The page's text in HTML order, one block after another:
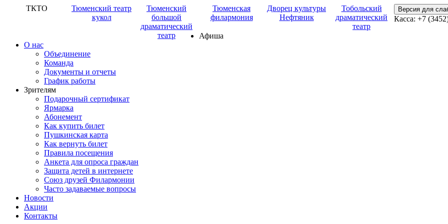
ТКТО
Тюменский театр
кукол
Тюменский
большой
драматический
театр
Тюменская
филармония
Дворец культуры
Нефтяник
Тобольский
драматический
театр
Версия для
Касса: +7
Афиша
О нас
Объединение
Команда
Документы и отчеты
График работы
Зрителям
Подарочный сертификат
Ярмарка
Абонемент
Как купить билет
Пушкинская карта
Как вернуть билет
Правила посещения
Анкета для опроса граждан
Защита детей в интернете
Союз друзей Филармонии
Часто задаваемые вопросы
Новости
Акции
Контакты